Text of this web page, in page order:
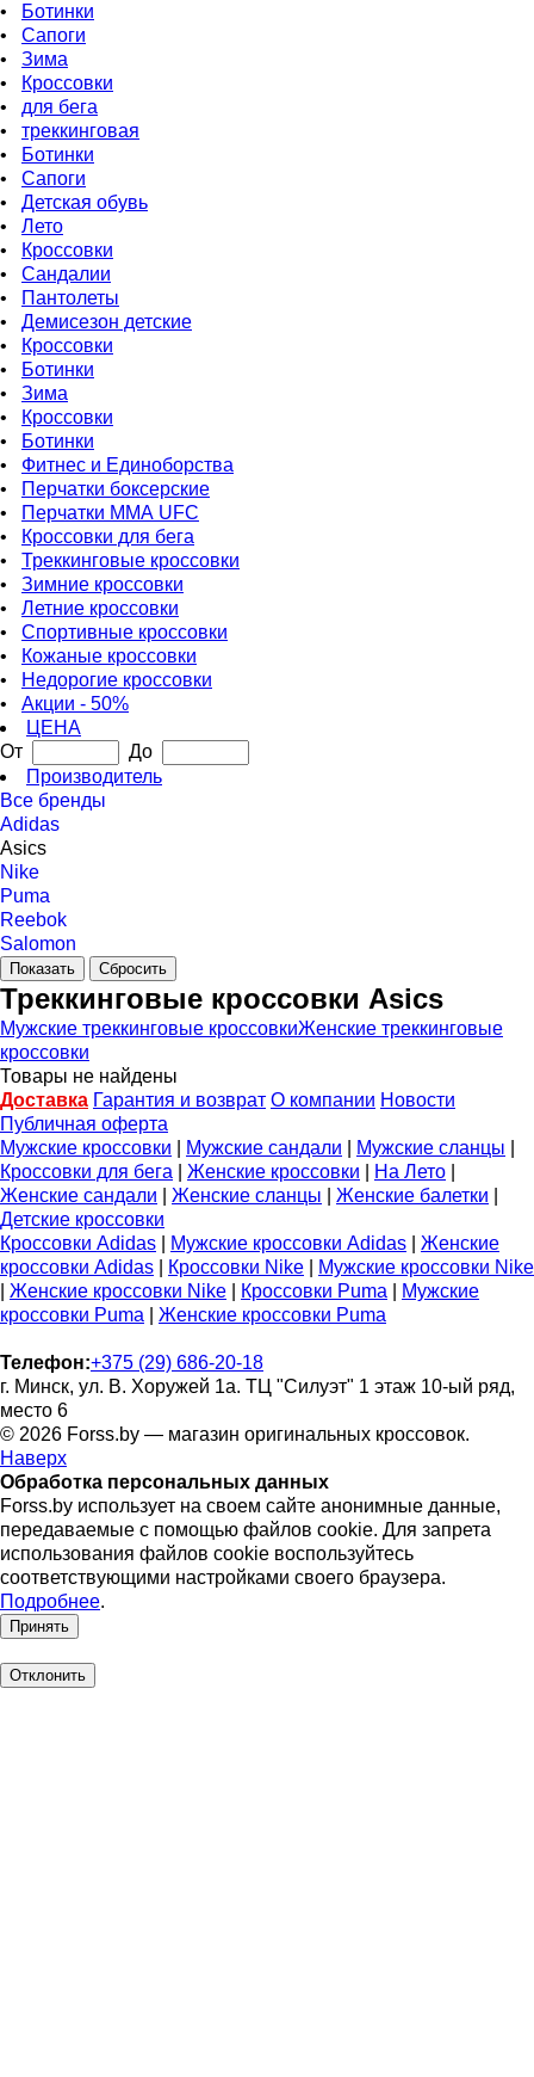
•
Бoтинки
• Сапоги
• Зима
•
Кроссовки
• для бега
• треккинговая
•
Ботинки
• Сапоги
• Детская обувь
• Летo
•
Кроссовки
• Сандалии
•
Пантолеты
• Демисезон детские
•
Кроссовки
•
Ботинки
• Зима
•
Кроссовки
•
Ботинки
• Фитнес и Единоборства
•
Перчатки боксерские
•
Перчатки ММА UFC
•
Кроссовки для бега
• Треккинговые кроссовки
• Зимние кроссовки
• Летние кроссовки
• Спортивные кроссовки
•
Кожаные кроссовки
•
Недорогие кроссовки
• Акции - 50%
ЦЕНА
От
До
Производитель
Все бренды
Adidas
Asics
Nike
Puma
Reebok
Salomon
Треккинговые кроссовки Asics
Мужские треккинговые кроссовкиЖенские треккинговые
кроссовки
Товары не найдены
Доставка Гарантия и возврат О компании Новости
Публичная оферта
Мужские кроссовки
Мужские сандали Мужские сланцы
Кроссовки для бега
Женские кроссовки На Лето
Женские сандали
Женские сланцы Женские балетки
Детские кроссовки
Кроссовки Adidas
Мужские кроссовки Adidas
Женские
кроссовки Adidas
Кроссовки Nike
Мужские кроссовки Nike
Женские кроссовки Nike Кроссовки Puma
Мужские
кроссовки Puma
Женские кроссовки Puma
Телефон:+375 (29) 686-20-18
г. Минск, ул. В. Хоружей 1а. ТЦ "Силуэт" 1 этаж 10-ый ряд,
место 6
© 2026 Forss.by — магазин оригинальных кроссовок.
Наверх
Обработка персональных данных
Forss.by использует на своем сайте анонимные данные,
передаваемые с помощью файлов cookie. Для запрета
использования файлов cookie воспользуйтесь
соответствующими настройками своего браузера.
Подробнее.
Принять
Отклонить